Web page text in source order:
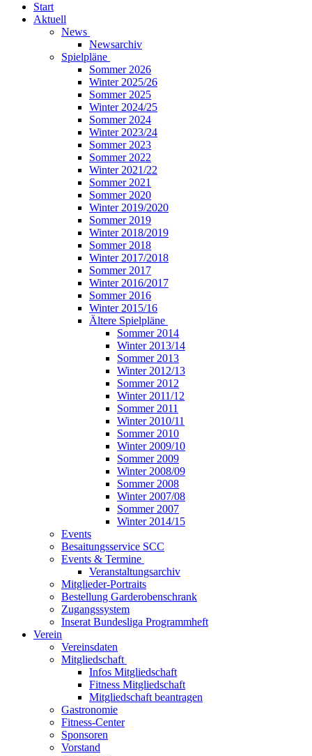
Start
Aktuell
News
Newsarchiv
Spielpläne
Sommer 2026
Winter 2025/26
Sommer 2025
Winter 2024/25
Sommer 2024
Winter 2023/24
Sommer 2023
Sommer 2022
Winter 2021/22
Sommer 2021
Sommer 2020
Winter 2019/2020
Sommer 2019
Winter 2018/2019
Sommer 2018
Winter 2017/2018
Sommer 2017
Winter 2016/2017
Sommer 2016
Winter 2015/16
Ältere Spielpläne
Sommer 2014
Winter 2013/14
Sommer 2013
Winter 2012/13
Sommer 2012
Winter 2011/12
Sommer 2011
Winter 2010/11
Sommer 2010
Winter 2009/10
Sommer 2009
Winter 2008/09
Sommer 2008
Winter 2007/08
Sommer 2007
Winter 2014/15
Events
Besaitungsservice SCC
Events & Termine
Veranstaltungsarchiv
Mitglieder-Portraits
Bestellung Garderobenschrank
Zugangssystem
Inserat Bundesliga Programmheft
Verein
Vereinsdaten
Mitgliedschaft
Infos Mitgliedschaft
Fitness Mitgliedschaft
Mitgliedschaft beantragen
Gastronomie
Fitness-Center
Sponsoren
Vorstand